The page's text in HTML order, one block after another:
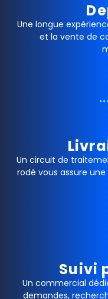
Une longue
et la vente de
Un circuit de
rodé vous assure
Suivi
Un commercial
demandes,